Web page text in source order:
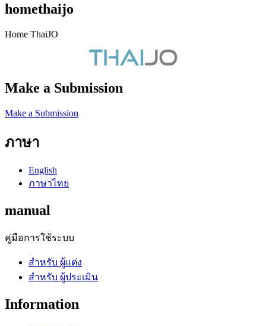
homethaijo
Home ThaiJO
Make a Submission
Make a Submission
ภาษา
English
ภาษาไทย
manual
คู่มือการใช้ระบบ
สำหรับ ผู้แต่ง
สำหรับ ผู้ประเมิน
Information